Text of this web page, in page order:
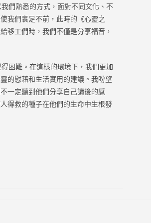
們熟悉的方式，面對不同文化、不
我們裹足不前，此時的《心靈之
移工們時，我們不僅是分享福音，
困難。在這樣的環境下，我們更加
的慰藉和生活實用的建議。我盼望
一定聽到他們分享自己讀後的感
得救的種子在他們的生命中生根發